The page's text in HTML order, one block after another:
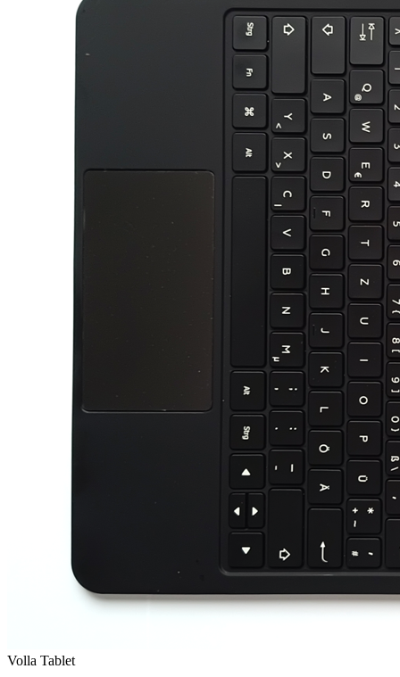
Volla Tablet